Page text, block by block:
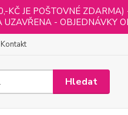
JE POŠTOVNÉ
UZAVŘENA - OBJEDNÁVKY
Kontakt
Hledat